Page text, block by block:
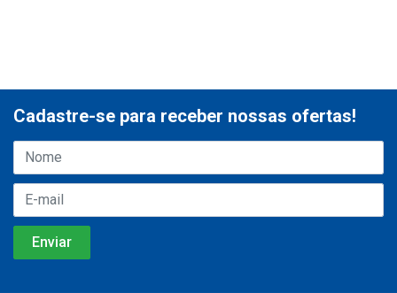
Cadastre-se para receber nossas ofertas!